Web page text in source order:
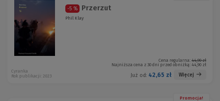
-5 % Przerzut
Phil Klay
Cena regularna: 44,90 zł
Najniższa cena z 30 dni przed obniżką: 44,90 zł
Już od: 42,65 zł Więcej
Cyranka
Rok publikacji: 2023
Promocja!